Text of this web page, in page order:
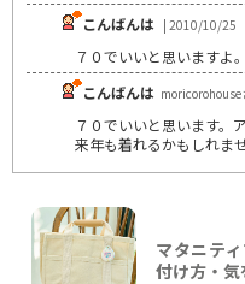
こんばんは | 2010/10/25
７０でいいと思いますよ。
こんばんは
７０でいいと思います。
来年も着れるかもしれませ
マタニテ
付け方・気